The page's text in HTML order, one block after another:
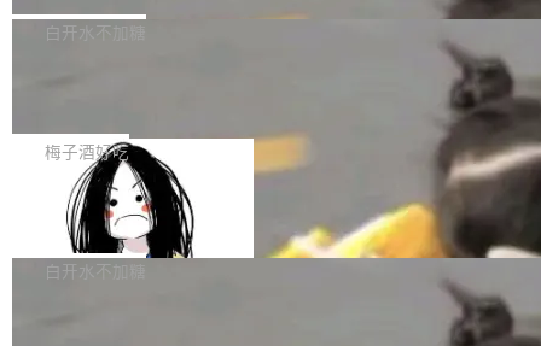
获配9...
题，该问题可能导致在旧版 Linux 内核...
P）！这一里程碑不仅标志着 Fluss 迈入新的发
长期停止内容更新，未能实现其作为“AI版维基百
提交的编辑请求也长期处于待处理状态。 Groki
pedia 于去年底上线，定位为由人工智能生成内
容的百科平台，被马斯克视为传统众包百科网站
维基百科的替代方案。Lawfare 调查发现，无论
热门页面还是低关注度页面，均未出现近期更
白开水不加糖
是这样的：配 MessageSource 的 Bean、写 R
eloadableResourceBundleMessageSource、
声明 LocaleResolver、注册 LocaleChangeInt
erceptor…五六步之后才能看到第一行翻译文
本。 Solon 换了个方式。整个 i18n 模块围绕三
梅子酒好吃
Apache Doris 4.1 全面增强 Iceberg：
支持 UPDATE、MERGE INTO 与 Iceb
erg V3
Apache Doris 4.1 要补齐的，正是缺失的那一
半。在已有查询能力的基础上，Doris 进一步支
白开水不加糖